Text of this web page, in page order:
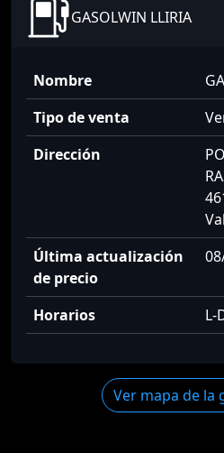
GASOLWIN LLIRIA
Nombre
Tipo de venta
Dirección
Última actualización
de precio
Horarios L-
Ver mapa de la